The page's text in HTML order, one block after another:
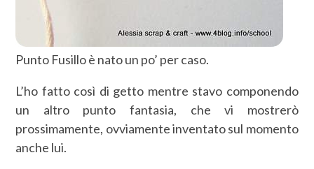
Punto Fusillo è nato un po’ per caso.
L’ho fatto così di getto mentre stavo componendo
un altro punto fantasia, che vi mostrerò
prossimamente, ovviamente inventato sul momento
anche lui.